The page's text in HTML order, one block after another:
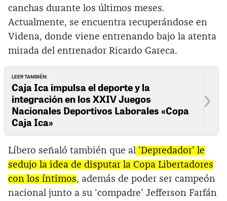
canchas durante los últimos meses.
Actualmente, se encuentra recuperándose en
Videna, donde viene entrenando bajo la atenta
mirada del entrenador Ricardo Gareca.
LEER TAMBIÉN:
Caja Ica impulsa el deporte y la
integración en los XXIV Juegos
Nacionales Deportivos Laborales «Copa
Caja Ica»
Líbero señaló también que al ‘Depredador’ le
sedujo la idea de disputar la Copa Libertadores
con los íntimos, además de poder ser campeón
nacional junto a su ‘compadre’ Jefferson Farfán